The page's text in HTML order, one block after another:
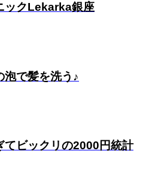
ックLekarka銀座
泡で髪を洗う♪
てビックリの2000円統計